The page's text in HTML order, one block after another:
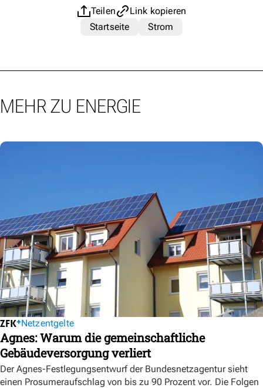
Teilen
Link kopieren
Startseite
Strom
MEHR ZU ENERGIE
Netzentgelte
Agnes: Warum die gemeinschaftliche
Gebäudeversorgung verliert
Der Agnes-Festlegungsentwurf der Bundesnetzagentur sieht
einen Prosumeraufschlag von bis zu 90 Prozent vor. Die Folgen